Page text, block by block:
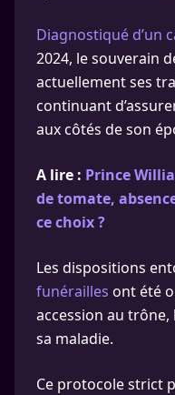
Diagnostiqué d’un
2024, le souverain
actuellement ses
continuant
aux côtés de son
A lire : Prince
de tomate,
ce choix ?
Les dispositions
funérailles ont été
accession au trône,
sa maladie.
Ce protocole strict